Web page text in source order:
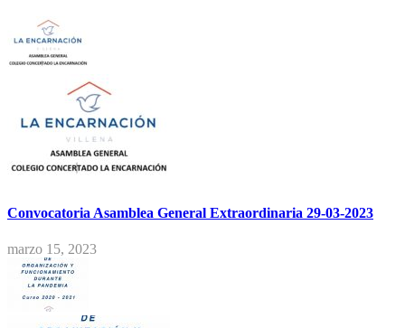
Convocatoria Asamblea General Extraordinaria 29-03-2023
marzo 15, 2023